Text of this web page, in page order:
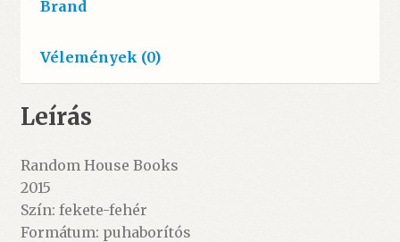
Brand
Vélemények (0)
Leírás
Random House Books
2015
Szín: fekete-fehér
Formátum: puhaborítós